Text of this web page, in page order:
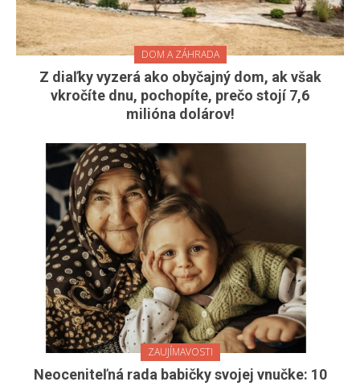
DOM A ZÁHRADA
Z diaľky vyzerá ako obyčajný dom, ak však
vkročíte dnu, pochopíte, prečo stojí 7,6
milióna dolárov!
ZAUJÍMAVOSTI
Neoceniteľná rada babičky svojej vnučke: 10